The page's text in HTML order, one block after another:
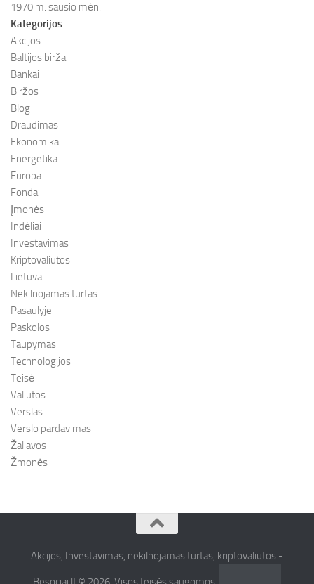
1970 m. sausio mėn.
Kategorijos
Akcijos
Baltijos birža
Bankai
Biržos
Blog
Draudimas
Ekonomika
Energetika
Europa
Fondai
Įmonės
Indėliai
Investavimas
Kriptovaliutos
Lietuva
Nekilnojamas turtas
Pasaulyje
Paskolos
Taupymas
Technologijos
Teisė
Valiutos
Verslas
Verslo pardavimas
Žaliavos
Žmonės
Akcijos, Investavimas, nekilnojamas turtas, kriptovaliutos -